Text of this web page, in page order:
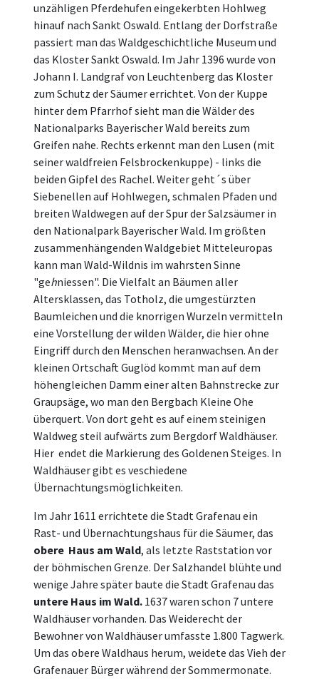
unzähligen Pferdehufen eingekerbten Hohlweg
hinauf nach Sankt Oswald. Entlang der Dorfstraße
passiert man das Waldgeschichtliche Museum und
das Kloster Sankt Oswald. Im Jahr 1396 wurde von
Johann I. Landgraf von Leuchtenberg das Kloster
zum Schutz der Säumer errichtet. Von der Kuppe
hinter dem Pfarrhof sieht man die Wälder des
Nationalparks Bayerischer Wald bereits zum
Greifen nahe. Rechts erkennt man den Lusen (mit
seiner waldfreien Felsbrockenkuppe) - links die
beiden Gipfel des Rachel. Weiter geht´s über
Siebenellen auf Hohlwegen, schmalen Pfaden und
breiten Waldwegen auf der Spur der Salzsäumer in
den Nationalpark Bayerischer Wald. Im größten
zusammenhängenden Waldgebiet Mitteleuropas
kann man Wald-Wildnis im wahrsten Sinne
"gehniessen". Die Vielfalt an Bäumen aller
Altersklassen, das Totholz, die umgestürzten
Baumleichen und die knorrigen Wurzeln vermitteln
eine Vorstellung der wilden Wälder, die hier ohne
Eingriff durch den Menschen heranwachsen. An der
kleinen Ortschaft Guglöd kommt man auf dem
höhengleichen Damm einer alten Bahnstrecke zur
Graupsäge, wo man den Bergbach Kleine Ohe
überquert. Von dort geht es auf einem steinigen
Waldweg steil aufwärts zum Bergdorf Waldhäuser.
Hier endet die Markierung des Goldenen Steiges. In
Waldhäuser gibt es veschiedene
Übernachtungsmöglichkeiten.
Im Jahr 1611 errichtete die Stadt Grafenau ein
Rast- und Übernachtungshaus für die Säumer, das
obere Haus am Wald, als letzte Raststation vor
der böhmischen Grenze. Der Salzhandel blühte und
wenige Jahre später baute die Stadt Grafenau das
untere Haus im Wald. 1637 waren schon 7 untere
Waldhäuser vorhanden. Das Weiderecht der
Bewohner von Waldhäuser umfasste 1.800 Tagwerk.
Um das obere Waldhaus herum, weidete das Vieh der
Grafenauer Bürger während der Sommermonate.